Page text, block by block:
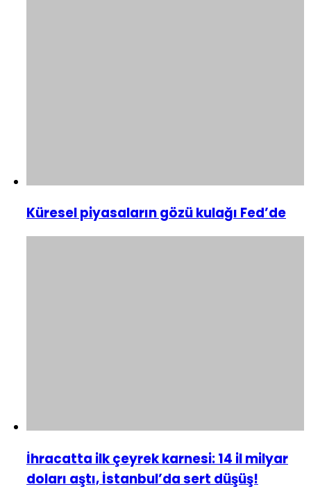
Küresel piyasaların gözü kulağı Fed’de
İhracatta ilk çeyrek karnesi: 14 il milyar
doları aştı, İstanbul’da sert düşüş!